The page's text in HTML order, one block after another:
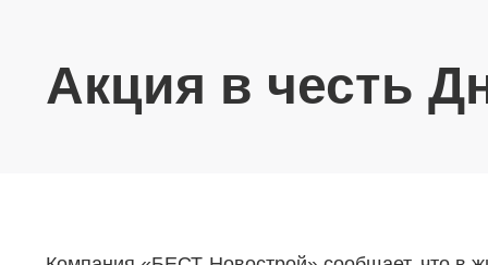
Акция в честь